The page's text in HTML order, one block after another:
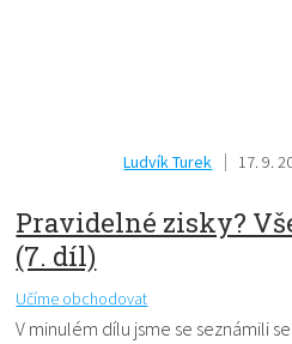
Ludvík Turek 17. 9.
Pravidelné zisky?
(7. díl)
Učíme obchodovat
V minulém dílu jsme se seznámili